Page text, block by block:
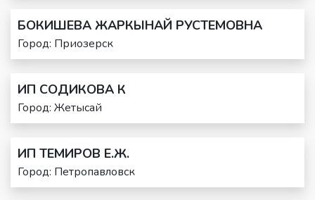
БОКИШЕВА ЖАРКЫНАЙ РУСТЕМОВНА
Город: Приозерск
ИП СОДИКОВА К
Город: Жетысай
ИП ТЕМИРОВ Е.Ж.
Город: Петропавловск